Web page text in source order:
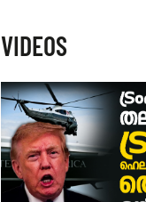
VIDEOS